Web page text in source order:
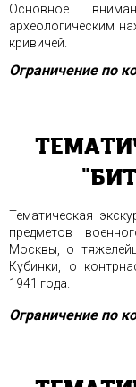
Основное
археологическим
кривичей.
Ограничение по
Тематическая
предметов
Москвы, о
Кубинки, о
1941 года.
Ограничение по